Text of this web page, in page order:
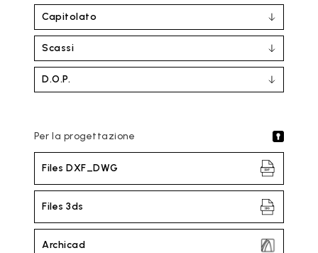
Capitolato
Scassi
D.O.P.
Per la progettazione
Files DXF_DWG
Files 3ds
Archicad